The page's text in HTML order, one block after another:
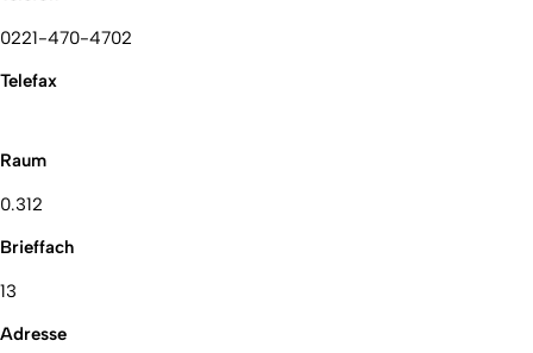
0221-470-4702
Telefax
Raum
0.312
Brieffach
13
Adresse